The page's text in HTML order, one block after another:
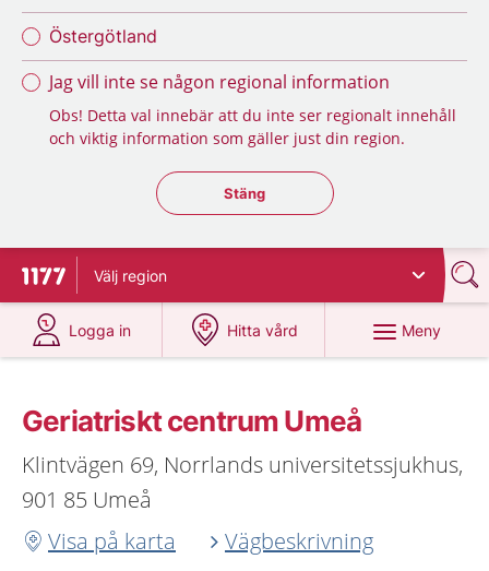
Östergötland
Jag vill inte se någon regional information
Obs! Detta val innebär att du inte ser regionalt innehåll
och viktig information som gäller just din region.
Stäng regionsväljaren
Stäng
Till startsidan för 1177
Välj region
Logga in
på 1177.se
Hitta vård
på 1177.se
Meny
Geriatriskt centrum Umeå
Klintvägen 69, Norrlands universitetssjukhus,
901 85 Umeå
Visa på karta
Vägbeskrivning